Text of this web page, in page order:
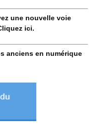
une nouvelle voie
ici.
anciens en numérique